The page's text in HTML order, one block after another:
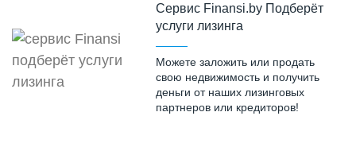
Cервис Finansi.by Подберёт
услуги лизинга
Можете заложить или продать
свою недвижимость и получить
деньги от наших лизинговых
партнеров или кредиторов!